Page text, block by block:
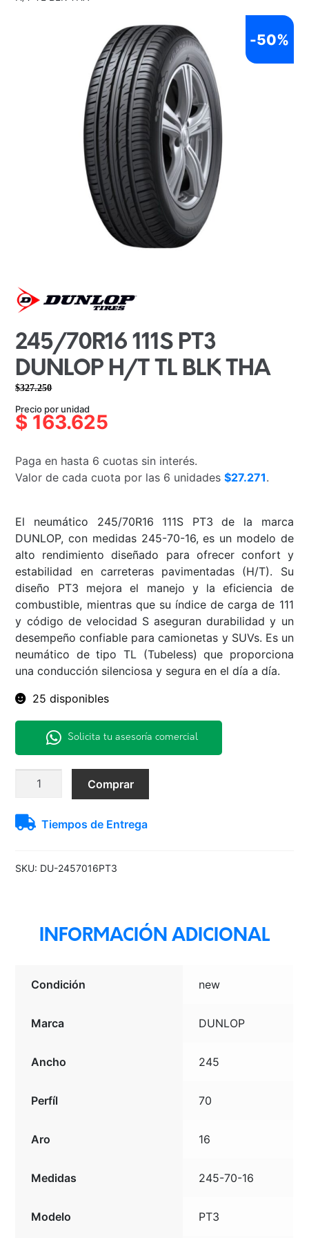
245/70R16 111S PT3
DUNLOP H/T TL BLK THA
$327.250
precio
original
$327.250.
precio
actual
$163.625.
Precio por unidad
$ 163.625
Paga en hasta 6 cuotas sin interés.
Valor de cada cuota por las 6 unidades$27.271.
-50%
El neumático 245/70R16 111S PT3 de la marca
DUNLOP, con medidas 245-70-16, es un modelo de
alto rendimiento diseñado para ofrecer confort y
estabilidad en carreteras pavimentadas (H/T). Su
diseño PT3 mejora el manejo y la eficiencia de
combustible, mientras que su índice de carga de 111
y código de velocidad S aseguran durabilidad y un
desempeño confiable para camionetas y SUVs. Es un
neumático de tipo TL (Tubeless) que proporciona
una conducción silenciosa y segura en el día a día.
25 disponibles
Solicita tu asesoría comercial
245/70R16
Dunlop
BLK
Comprar
Tiempos de Entrega
SKU: DU-2457016PT3
INFORMACIÓN ADICIONAL
Condición new
Marca DUNLOP
Ancho 245
Perfíl 70
Aro 16
Medidas 245-70-16
Modelo PT3